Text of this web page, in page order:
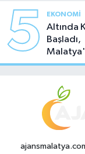
5 EKONOMI
Altında
Başladı,
Makas